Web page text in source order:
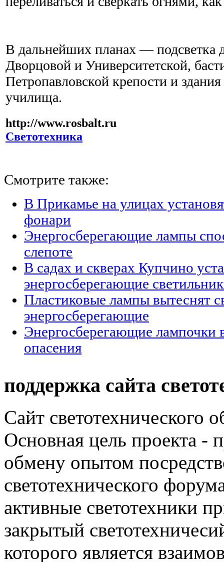
В дальнейших планах — подсветка
Дворцовой и Университетской,
Петропавловской крепости и
училища.
http://www.rosbalt.ru
Светотехника
Смотрите также:
В Прикамье на улицах
фонари
Энергосберегающие лампы
слепоте
В садах и скверах Купчино
энергосберегающие
Пластиковые лампы вытеснят
энергосберегающие
Энергосберегающие лампочки
опасения
поддержка сайта
Сайт светотехнического
Основная цель проекта -
обмену опытом
светотехнического
активные светотехники
закрытый
которого является